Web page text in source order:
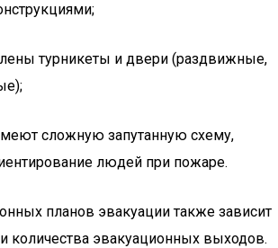
турникеты и двери (раздвижные,
сложную запутанную схему,
людей при пожаре.
планов эвакуации также зависит
количества эвакуационных выходов.